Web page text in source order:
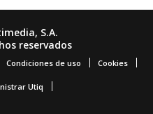
S.A.
reservados
Condiciones de uso Cookies
Utiq